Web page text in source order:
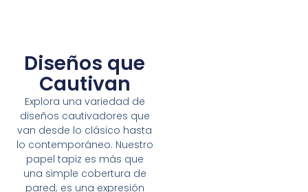
Diseños que
Cautivan
Explora una variedad de
diseños cautivadores que
van desde lo clásico hasta
lo contemporáneo. Nuestro
papel tapiz es más que
una simple cobertura de
pared; es una expresión